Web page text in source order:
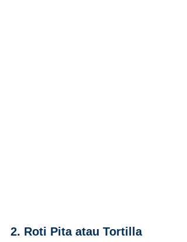
2. Roti Pita atau Tortilla